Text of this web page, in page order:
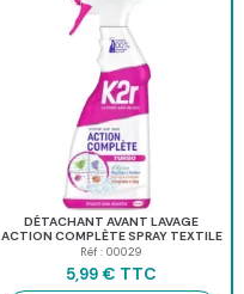
DÉTACHANT AVANT LAVAGE
ACTION COMPLÈTE SPRAY TEXTILE
K2R - spray 750 ml
Réf : 00029
5,99 € TTC